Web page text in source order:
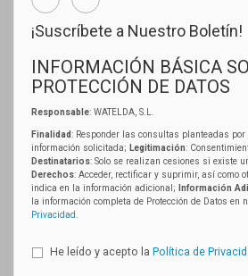
¡Suscríbete a Nuestro Boletín!
INFORMACIÓN BÁSICA
PROTECCIÓN DE DATOS
Responsable: WATELDA, S.L.
Finalidad: Responder las consultas planteadas
información solicitada; Legitimación:
Destinatarios: Solo se realizan cesiones si existe
Derechos: Acceder, rectificar y suprimir, así como
indica en la información adicional;
Información
la información completa de Protección de Datos en
Privacidad
He leído y acepto la Política de